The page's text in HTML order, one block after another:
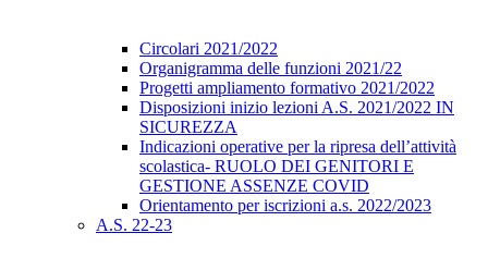
Circolari 2021/2022
Organigramma delle funzioni 2021/22
Progetti ampliamento formativo 2021/2022
Disposizioni inizio lezioni A.S. 2021/2022 IN
SICUREZZA
Indicazioni operative per la ripresa dell’attività
scolastica- RUOLO DEI GENITORI E
GESTIONE ASSENZE COVID
Orientamento per iscrizioni a.s. 2022/2023
A.S. 22-23